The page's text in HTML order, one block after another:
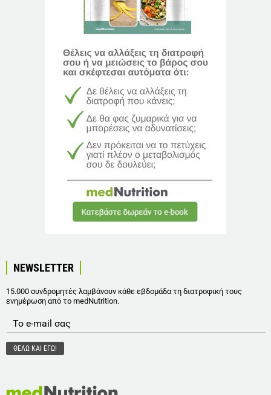
NEWSLETTER
15.000 συνδρομητές λαμβάνουν κάθε εβδομάδα τη διατροφική τους
ενημέρωση από το medNutrition.